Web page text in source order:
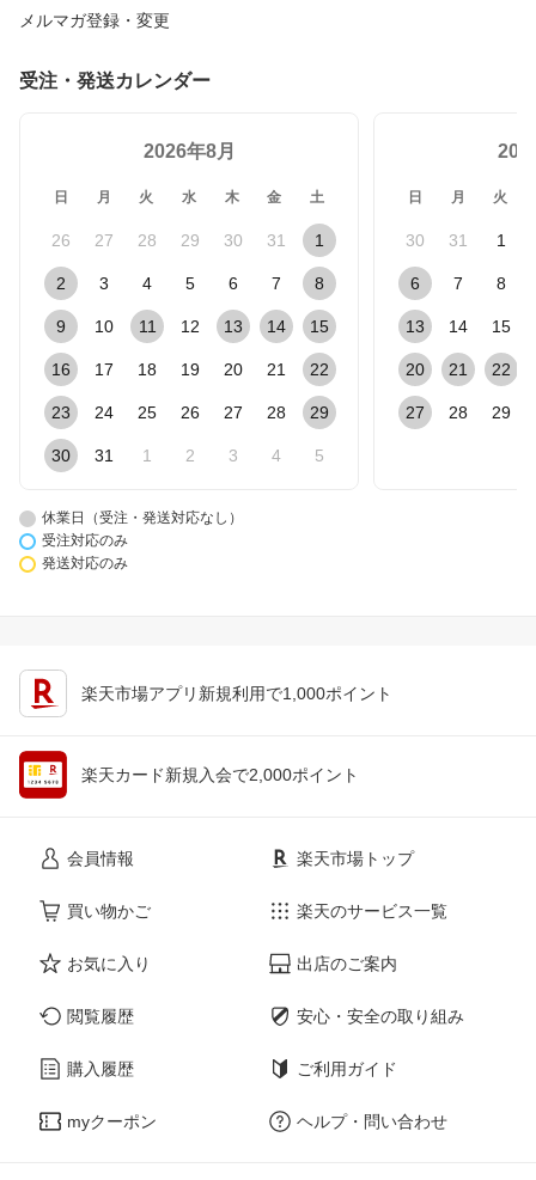
メルマガ登録・変更
受注・発送カレンダー
2026年8月
日 月 火 水 木 金 土
26 27 28 29 30 31 1
2 3 4 5 6 7 8
9 10 11 12 13 14 15
16 17 18 19 20 21 22
23 24 25 26 27 28 29
30 31 1 2 3 4 5
日 月 火
30 31 1
6 7 8
13 14 15
20 21 22
27 28 29
休業日（受注・発送対応なし）
受注対応のみ
発送対応のみ
楽天市場アプリ新規利用で1,000ポイント
楽天カード新規入会で2,000ポイント
会員情報
買い物かご
お気に入り
閲覧履歴
購入履歴
myクーポン
楽天市場トップ
楽天のサービス一覧
出店のご案内
安心・安全の取り組み
ご利用ガイド
ヘルプ・問い合わせ